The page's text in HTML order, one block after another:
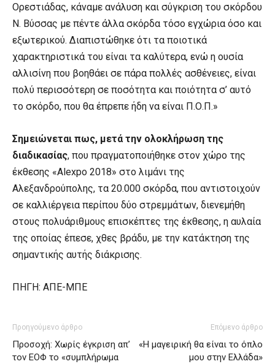
Ορεστιάδας, κάναμε ανάλυση και σύγκριση του σκόρδου
Ν. Βύσσας με πέντε άλλα σκόρδα τόσο εγχώρια όσο και
εξωτερικού. Διαπιστώθηκε ότι τα ποιοτικά
χαρακτηριστικά του είναι τα καλύτερα, ενώ η ουσία
αλλισίνη που βοηθάει σε πάρα πολλές ασθένειες, είναι
πολύ περισσότερη σε ποσότητα και ποιότητα σ’ αυτό
το σκόρδο, που θα έπρεπε ήδη να είναι Π.Ο.Π.»
Σημειώνεται πως, μετά την ολοκλήρωση της
διαδικασίας, που πραγματοποιήθηκε στον χώρο της
έκθεσης «Alexpo 2018» στο λιμάνι της
Αλεξανδρούπολης, τα 20.000 σκόρδα, που αντιστοιχούν
σε καλλιέργεια περίπου δύο στρεμμάτων, διενεμήθη
στους πολυάριθμους επισκέπτες της έκθεσης, η αυλαία
της οποίας έπεσε, χθες βράδυ, με την κατάκτηση της
σημαντικής αυτής διάκρισης.
ΠHΓΗ: ΑΠΕ-MΠE
Προηγούμενο άρθρο
Προσοχή: Χωρίς έγκριση απ’
τον ΕΟΦ το «συμπλήρωμα
Επόμενο άρθρο
«Η μαγειρική θα είναι το όπλο
μου στην Ελλάδα»